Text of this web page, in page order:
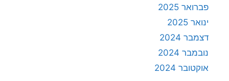
פברואר 2025
ינואר 2025
דצמבר 2024
נובמבר 2024
אוקטובר 2024